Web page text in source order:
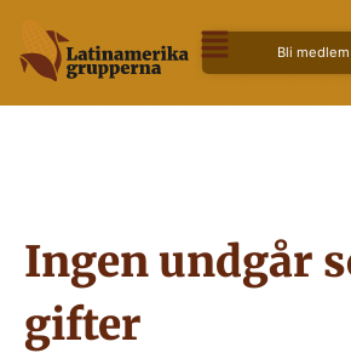
Bli medlem
Ingen undgår
gifter